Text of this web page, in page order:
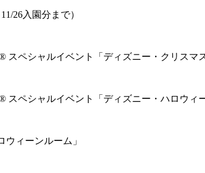
26入園分まで）
ペシャルイベント「ディズニー・クリスマ
ペシャルイベント「ディズニー・ハロウィ
ィーンルーム」